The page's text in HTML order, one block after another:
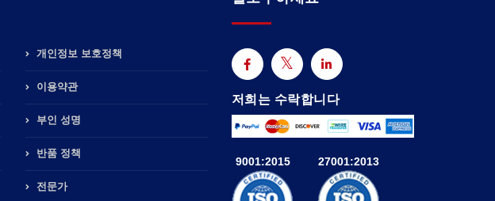
개인정보 보호정책
이용약관
부인 성명
반품 정책
전문가
저희는 수락합니다
9001:2015 27001:2013